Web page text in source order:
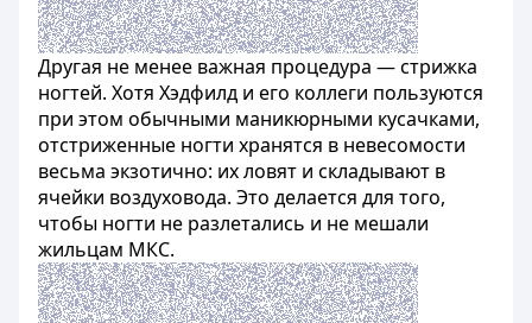
Другая не менее важная процедура — стрижка
ногтей. Хотя Хэдфилд и его коллеги пользуются
при этом обычными маникюрными кусачками,
отстриженные ногти хранятся в невесомости
весьма экзотично: их ловят и складывают в
ячейки воздуховода. Это делается для того,
чтобы ногти не разлетались и не мешали
жильцам МКС.